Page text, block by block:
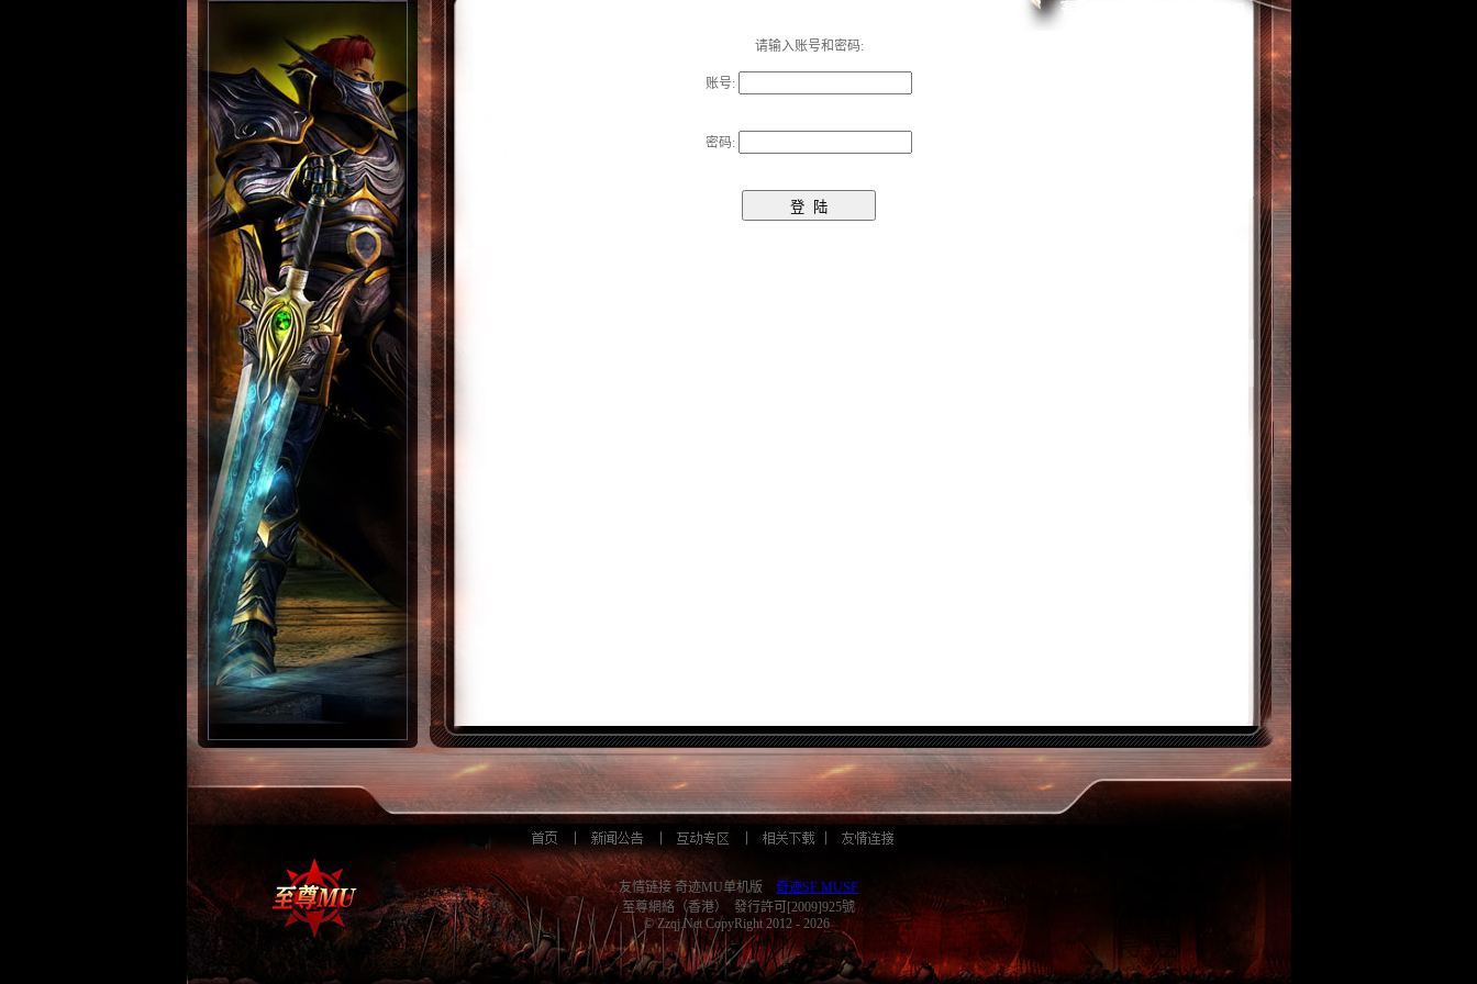
请输入账号和密码:
账号:
密码:
友情链接 奇迹MU单机版 奇迹SF MUSF
至尊網絡（香港） 發行許可[2009]925號
© Zzqj.Net CopyRight 2012 - 2026